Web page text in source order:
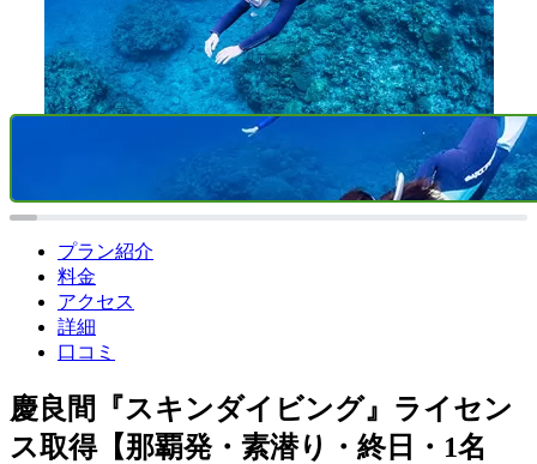
プラン紹介
料金
アクセス
詳細
口コミ
慶良間『スキンダイビング』ライセン
ス取得【那覇発・素潜り・終日・1名